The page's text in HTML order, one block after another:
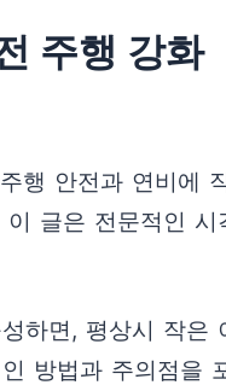
주행 강화
행 안전과 연비에
글은 전문적인
하면, 평상시 작
방법과 주의점을